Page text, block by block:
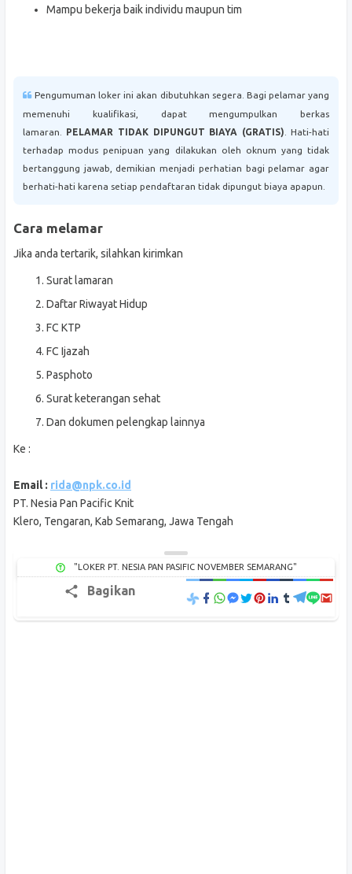
Mampu bekerja baik individu maupun tim
Pengumuman loker ini akan dibutuhkan segera. Bagi pelamar yang
memenuhi kualifikasi, dapat mengumpulkan berkas
lamaran.
PELAMAR TIDAK DIPUNGUT BIAYA (GRATIS) . Hati-hati
terhadap modus penipuan yang dilakukan oleh oknum yang tidak
bertanggung jawab, demikian menjadi perhatian bagi pelamar agar
berhati-hati karena setiap pendaftaran tidak dipungut biaya apapun.
Cara melamar
Jika anda tertarik, silahkan kirimkan
Surat lamaran
Daftar Riwayat Hidup
FC KTP
FC Ijazah
Pasphoto
Surat keterangan sehat
Dan dokumen pelengkap lainnya
Ke :
Email : rida@npk.co.id
PT. Nesia Pan Pacific Knit
Klero, Tengaran, Kab Semarang, Jawa Tengah
"LOKER PT. NESIA PAN PASIFIC NOVEMBER SEMARANG"
Bagikan